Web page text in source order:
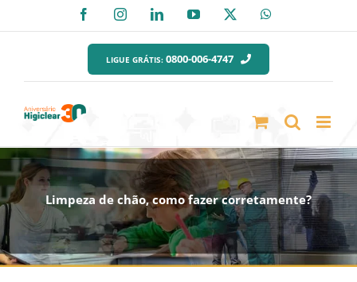
para
FacebookInstagramLinkedInYouTube
LIGUE GRÁTIS: 0800-006-4747
Limpeza de chão, como fazer corretamente?